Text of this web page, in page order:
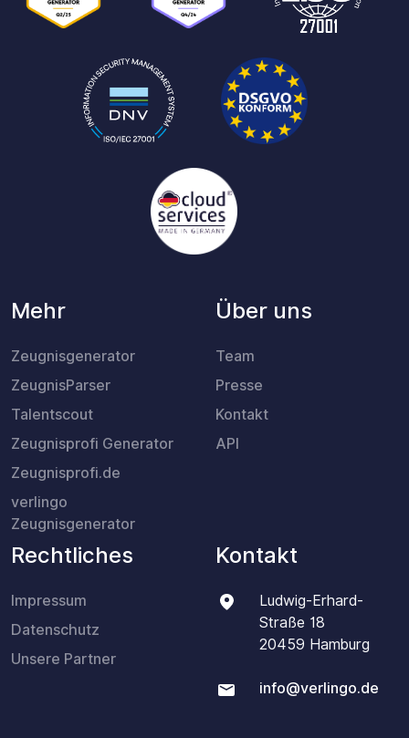
Mehr
Zeugnisgenerator
ZeugnisParser
Talentscout
Zeugnisprofi Generator
Zeugnisprofi.de
verlingo
Zeugnisgenerator
Über uns
Team
Presse
Kontakt
API
Rechtliches
Impressum
Datenschutz
Unsere Partner
Kontakt
Ludwig-Erhard-
Straße 18
20459 Hamburg
info@verlingo.de